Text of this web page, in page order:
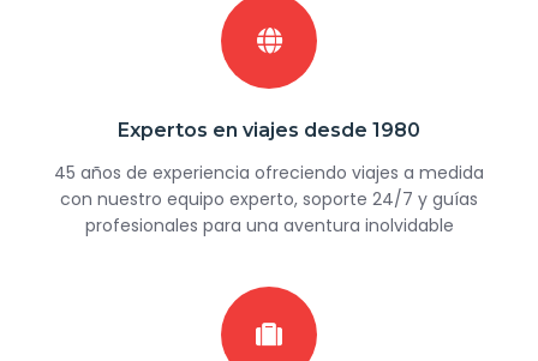
Expertos en viajes desde 1980
45 años de experiencia ofreciendo viajes a medida
con nuestro equipo experto, soporte 24/7 y guías
profesionales para una aventura inolvidable